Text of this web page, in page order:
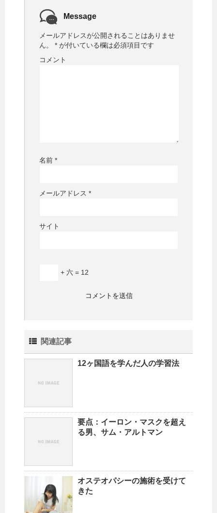
Message
メールアドレスが公開されることはありませ
ん。
* が付いている欄は必須項目です
コメント
名前 *
メールアドレス *
サイト
+ 六 = 12
関連記事
12ヶ国語を学んだ人の学習法
要点：イーロン・マスクを超え
る男、サム・アルトマン
オステオパシーの施術を受けて
きた